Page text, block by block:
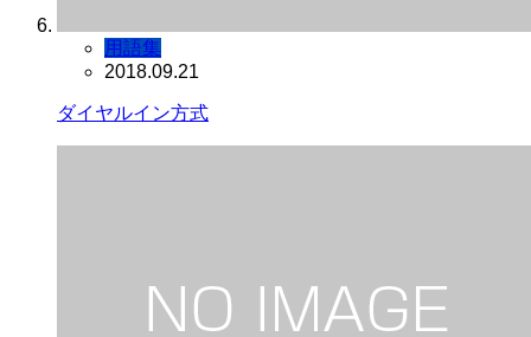
用語集
2018.09.21
ダイヤルイン方式